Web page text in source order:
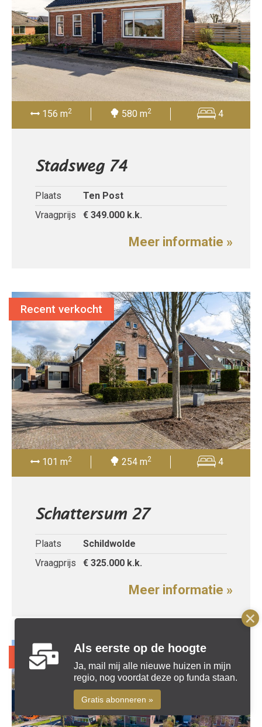
156 m2 580 m2 4
Stadsweg 74
Plaats
Ten Post
Vraagprijs
€ 349.000 k.k.
Meer informatie »
101 m2 254 m2 4
Schattersum 27
Plaats
Schildwolde
Vraagprijs
€ 325.000 k.k.
Meer informatie »
Recent verkocht
Recent verkocht
Als eerste op de hoogte
Ja, mail mij alle nieuwe huizen in mijn
regio, nog voordat deze op funda staan.
Gratis abonneren »